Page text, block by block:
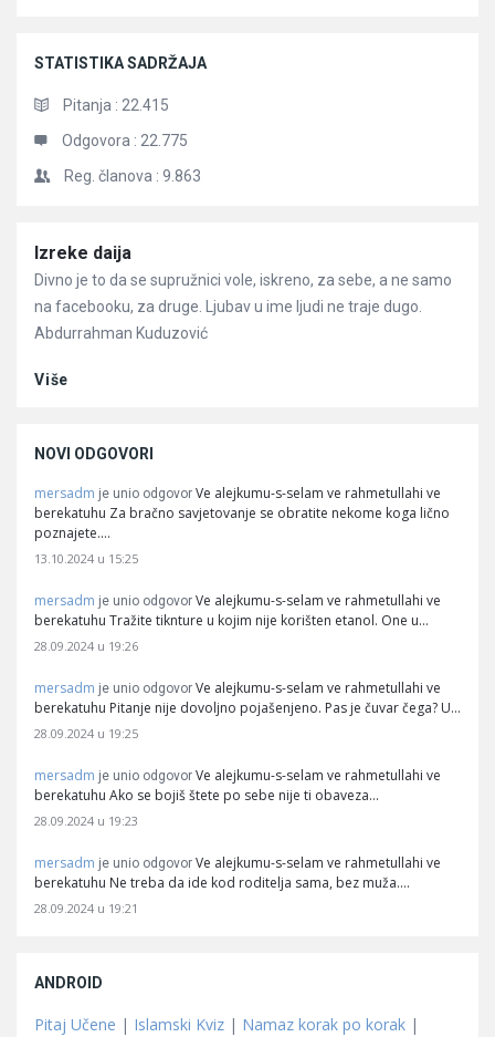
STATISTIKA SADRŽAJA
Pitanja : 22.415
Odgovora : 22.775
Reg. članova : 9.863
Članci
Izreke daija
Divno je to da se supružnici vole, iskreno, za sebe, a ne samo
na facebooku, za druge. Ljubav u ime ljudi ne traje dugo.
Abdurrahman Kuduzović
Više
NOVI ODGOVORI
mersadm je unio odgovor Ve alejkumu-s-selam ve rahmetullahi ve
berekatuhu Za bračno savjetovanje se obratite nekome koga lično
poznajete.…
13.10.2024 u 15:25
mersadm je unio odgovor Ve alejkumu-s-selam ve rahmetullahi ve
berekatuhu Tražite tiknture u kojim nije korišten etanol. One u…
28.09.2024 u 19:26
mersadm je unio odgovor Ve alejkumu-s-selam ve rahmetullahi ve
berekatuhu Pitanje nije dovoljno pojašenjeno. Pas je čuvar čega? U…
28.09.2024 u 19:25
mersadm je unio odgovor Ve alejkumu-s-selam ve rahmetullahi ve
berekatuhu Ako se bojiš štete po sebe nije ti obaveza…
28.09.2024 u 19:23
mersadm je unio odgovor Ve alejkumu-s-selam ve rahmetullahi ve
berekatuhu Ne treba da ide kod roditelja sama, bez muža.…
28.09.2024 u 19:21
ANDROID
Pitaj Učene | Islamski Kviz | Namaz korak po korak |